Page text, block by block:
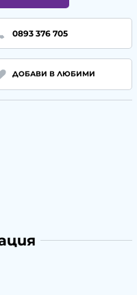
0893 376 705
ДОБАВИ В ЛЮБИМИ